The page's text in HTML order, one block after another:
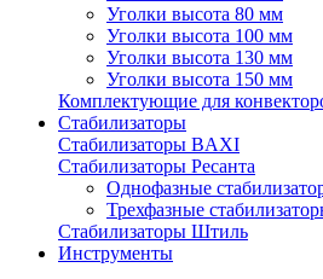
Уголки высота 80 мм
Уголки высота 100 мм
Уголки высота 130 мм
Уголки высота 150 мм
Комплектующие для
Стабилизаторы
Стабилизаторы BAXI
Стабилизаторы Ресанта
Однофазные
Трехфазные
Стабилизаторы Штиль
Инструменты